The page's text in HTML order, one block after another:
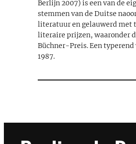
Berlijn 2007) is een van de
stemmen van de Duitse
literatuur en gelauwerd met
literaire prijzen, waaronder
Büchner-Preis. Een
1987.